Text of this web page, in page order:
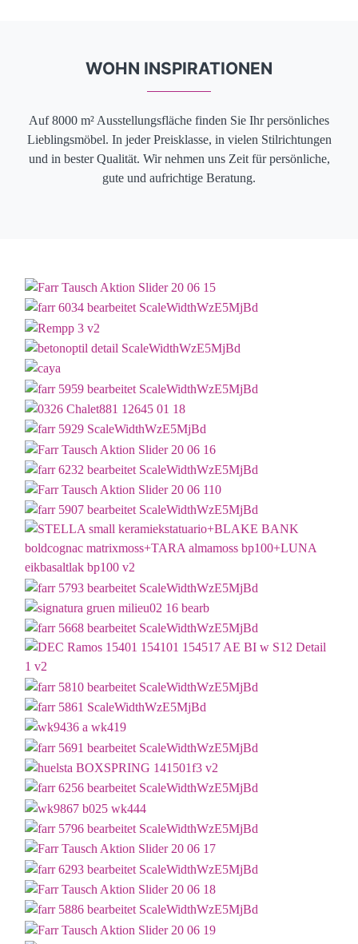
WOHN INSPIRATIONEN
Auf 8000 m² Ausstellungsfläche finden Sie Ihr persönliches
Lieblingsmöbel. In jeder Preisklasse, in vielen Stilrichtungen
und in bester Qualität. Wir nehmen uns Zeit für persönliche,
gute und aufrichtige Beratung.